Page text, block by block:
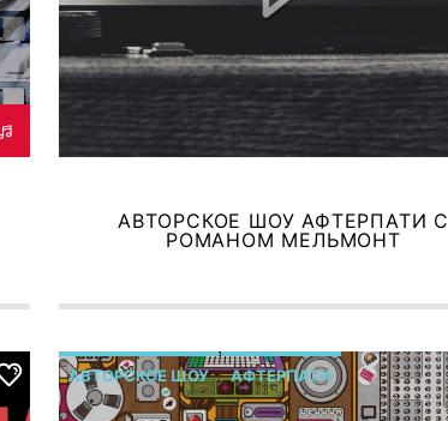
АВТОРСКОЕ ШОУ АФТЕРПАТИ С
РОМАНОМ МЕЛЬМОНТ
АВТОРСКОЕ ШОУ АФТЕРПАТИ